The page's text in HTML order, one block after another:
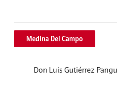
Medina Del Campo
Don Luis Gutiérrez